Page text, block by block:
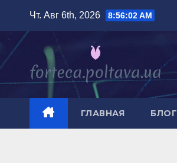
содержимому
Чт. Авг 6th, 2026 8:56:04 AM
ГЛАВНАЯ БЛОГ